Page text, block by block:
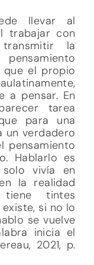
llevar al
trabajar con
la
que el propio
a pensar. En
tarea
para una
un verdadero
pensamiento
Hablarlo es
vivía en
la realidad
tintes
si no lo
se vuelve
inicia el
2021, p.